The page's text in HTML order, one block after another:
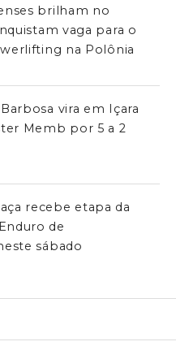
brilham no
vaga para o
na Polônia
vira em Içara
Memb por 5 a 2
recebe etapa da
de
sábado